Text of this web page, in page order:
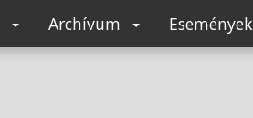
Archívum Események